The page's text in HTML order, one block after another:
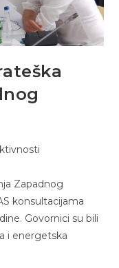
Zapadnog
konsultacijama
Govornici su bili
i energetska